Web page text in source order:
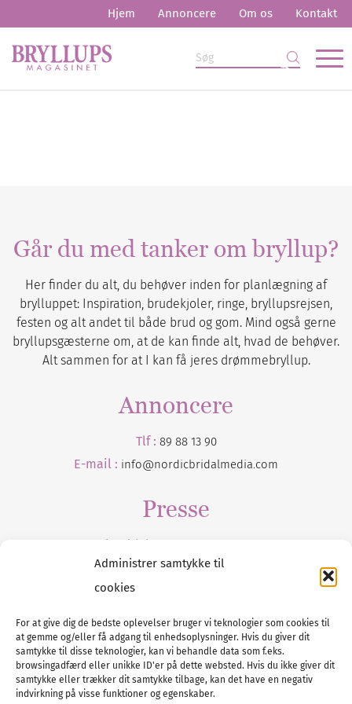
Administrer samtykke til
cookies
For at give dig de bedste oplevelser bruger vi teknologier som cookies til
at gemme og/eller få adgang til enhedsoplysninger. Hvis du giver dit
samtykke til disse teknologier, kan vi behandle data som f.eks.
browsingadfærd eller unikke ID'er på dette websted. Hvis du ikke giver dit
samtykke eller trækker dit samtykke tilbage, kan det have en negativ
indvirkning på visse funktioner og egenskaber.
Hjem Annoncere Om os Kontakt
Går du med tanker om bryllup?
Her finder du alt, du behøver inden for planlægning af
brylluppet: Inspiration, brudekjoler, ringe, bryllupsrejsen,
festen og alt andet til både brud og gom. Mind også gerne
bryllupsgæsterne om, at de kan finde alt, hvad de behøver.
Alt sammen for at I kan få jeres drømmebryllup.
Annoncere
Tlf : 89 88 13 90
E-mail : info@nordicbridalmedia.com
Presse
Tilmeld dig vores
Tel :89 88 13 90
E-post:info@nordicbridalmedia.com
Nordic Bridal Media